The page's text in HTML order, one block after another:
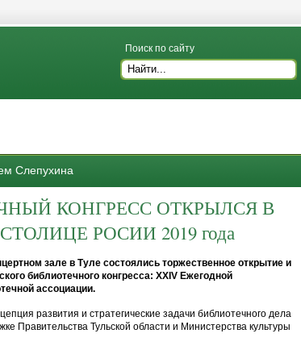
Поиск по сайту
Слепухина
КОНГРЕСС ОТКРЫЛСЯ В
РОСИИ 2019 года
зале в Туле состоялись торжественное открытие и
библиотечного конгресса: XXIV Ежегодной
ассоциации.
развития и стратегические задачи библиотечного дела
Правительства Тульской области и Министерства культуры